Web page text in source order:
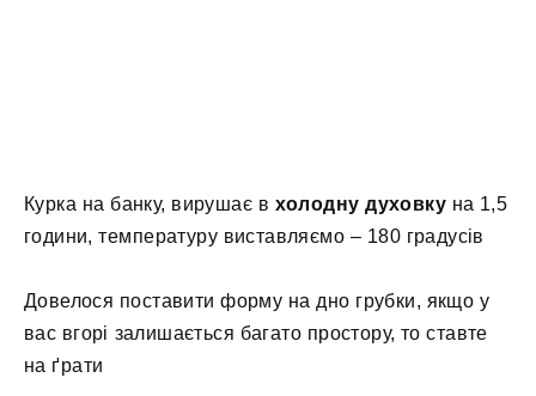
Курка на банку, вирушає в холодну духовку на 1,5
години, температуру виставляємо – 180 градусів
Довелося поставити форму на дно грубки, якщо у
вас вгорі залишається багато простору, то ставте
на ґрати